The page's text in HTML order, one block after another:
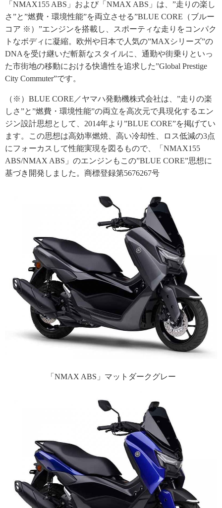
「NMAX155 ABS」および「NMAX ABS」は、”走りの楽し
さ”と”燃費・環境性能”を両立させる”BLUE CORE（ブルー
コア ※）”エンジンを搭載し、スポーティな走りをコンパク
トなボディに凝縮。欧州や日本で人気の”MAXシリーズ”の
DNAを受け継いだ斬新なスタイルに、通勤や街乗りといっ
た市街地の移動における快適性を追求した”Global Prestige
City Commuter”です。
（※）BLUE CORE／ヤマハ発動機株式会社は、”走りの楽
しさ”と”燃費・環境性能”の両立を高次元で具現化するエン
ジン設計思想として、2014年より”BLUE CORE”を掲げてい
ます。この思想は高効率燃焼、高い冷却性、ロス低減の3点
にフォーカスして性能実現を図るもので、「NMAX155
ABS/NMAX ABS」のエンジンもこの”BLUE CORE”思想に
基づき開発しました。商標登録第5676267号
「NMAX ABS」マットダークグレー